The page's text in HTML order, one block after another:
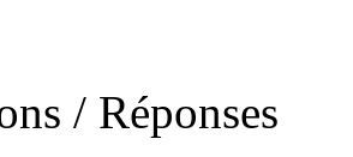
/ Réponses